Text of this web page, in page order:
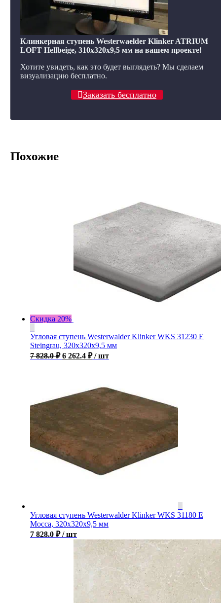
Клинкерная ступень Westerwaelder Klinker ATRIUM
LOFT Hellbeige, 310x320x9,5 мм на вашем проекте!
Хотите увидеть, как это будет выглядеть? Мы сделаем
визуализацию бесплатно.
Заказать бесплатно
Похожие
Скидка 20%
Угловая ступень Westerwalder Klinker WKS 31230 E
Steingrau, 320x320x9,5 мм
7 828.0₽ 6 262.4 ₽ / шт
Угловая ступень Westerwalder Klinker WKS 31180 E
Mocca, 320x320x9,5 мм
7 828.0 ₽ / шт